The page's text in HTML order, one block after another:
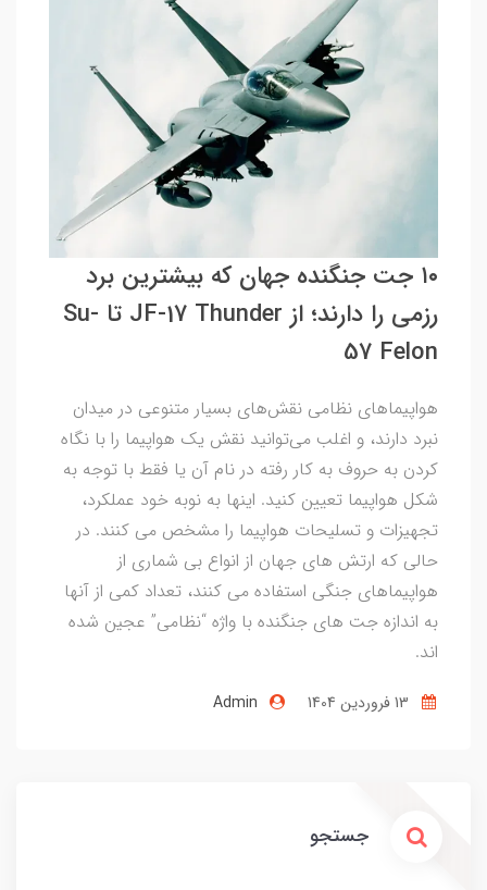
۱۰ جت جنگنده جهان که بیشترین برد
رزمی را دارند؛ از JF-17 Thunder تا Su-
57 Felon
هواپیماهای نظامی نقش‌های بسیار متنوعی در میدان
نبرد دارند، و اغلب می‌توانید نقش یک هواپیما را با نگاه
کردن به حروف به کار رفته در نام آن یا فقط با توجه به
شکل هواپیما تعیین کنید. اینها به نوبه خود عملکرد،
تجهیزات و تسلیحات هواپیما را مشخص می کنند. در
حالی که ارتش های جهان از انواع بی شماری از
هواپیماهای جنگی استفاده می کنند، تعداد کمی از آنها
به اندازه جت های جنگنده با واژه “نظامی” عجین شده
اند.
Admin
جستجو